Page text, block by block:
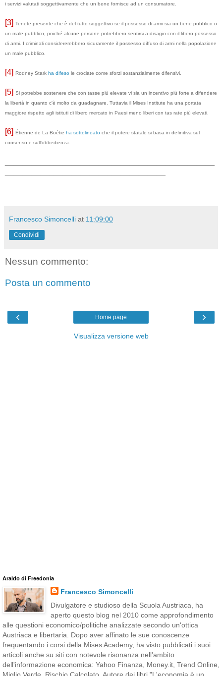
i servizi valutati soggettivamente che un bene fornisce ad un consumatore.
[3] Tenete presente che è del tutto soggettivo se il possesso di armi sia un bene pubblico o
un male pubblico, poiché alcune persone potrebbero sentirsi a disagio con il libero possesso
di armi. I criminali considererebbero sicuramente il possesso diffuso di armi nella popolazione
un male pubblico.
[4] Rodney Stark ha difeso le crociate come sforzi sostanzialmente difensivi.
[5] Si potrebbe sostenere che con tasse più elevate vi sia un incentivo più forte a difendere
la libertà in quanto c'è molto da guadagnare. Tuttavia il Mises Institute ha una portata
maggiore rispetto agli istituti di libero mercato in Paesi meno liberi con tas rate più elevati.
[6] Étienne de La Boétie ha sottolineato che il potere statale si basa in definitiva sul
consenso e sull'obbedienza.
Francesco Simoncelli at 11:09:00
Condividi
Nessun commento:
Posta un commento
‹ ›
Home page
Visualizza versione web
Araldo di Freedonia
Francesco Simoncelli
Divulgatore e studioso della Scuola Austriaca, ha
aperto questo blog nel 2010 come approfondimento
alle questioni economico/politiche analizzate secondo un'ottica
Austriaca e libertaria. Dopo aver affinato le sue conoscenze
frequentando i corsi della Mises Academy, ha visto pubblicati i suoi
articoli anche su siti con notevole risonanza nell'ambito
dell'informazione economica: Yahoo Finanza, Money.it, Trend Online,